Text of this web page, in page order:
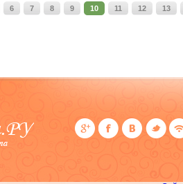
6 7 8 9 10 11 12 13